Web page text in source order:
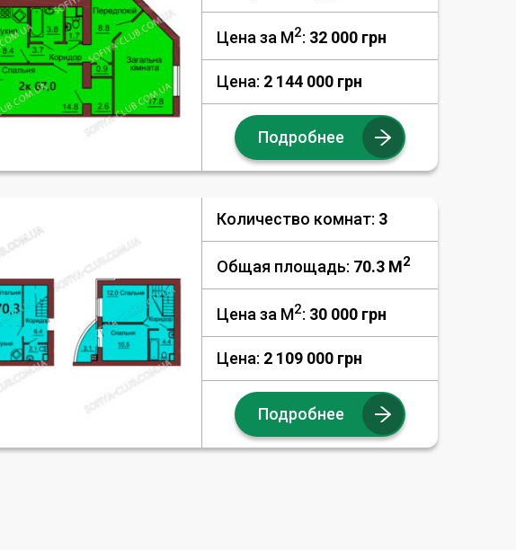
Цена за М2: 32 000грн
Цена: 2 144 000 грн
Подробнее
Количество комнат: 3
Общая площадь: 70.3 M2
Цена за М2: 30 000грн
Цена: 2 109 000 грн
Подробнее